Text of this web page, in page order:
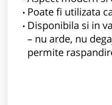
Poate fi utilizata
Disponibila si in
– nu arde, nu
permite